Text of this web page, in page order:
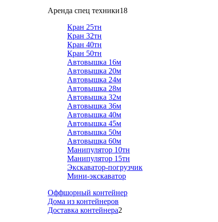
Аренда спец техники18
Кран 25тн
Кран 32тн
Кран 40тн
Кран 50тн
Автовышка 16м
Автовышка 20м
Автовышка 24м
Автовышка 28м
Автовышка 32м
Автовышка 36м
Автовышка 40м
Автовышка 45м
Автовышка 50м
Автовышка 60м
Манипулятор 10тн
Манипулятор 15тн
Экскаватор-погрузчик
Мини-экскаватор
Оффшорный контейнер
Дома из контейнеров
Доставка контейнера2